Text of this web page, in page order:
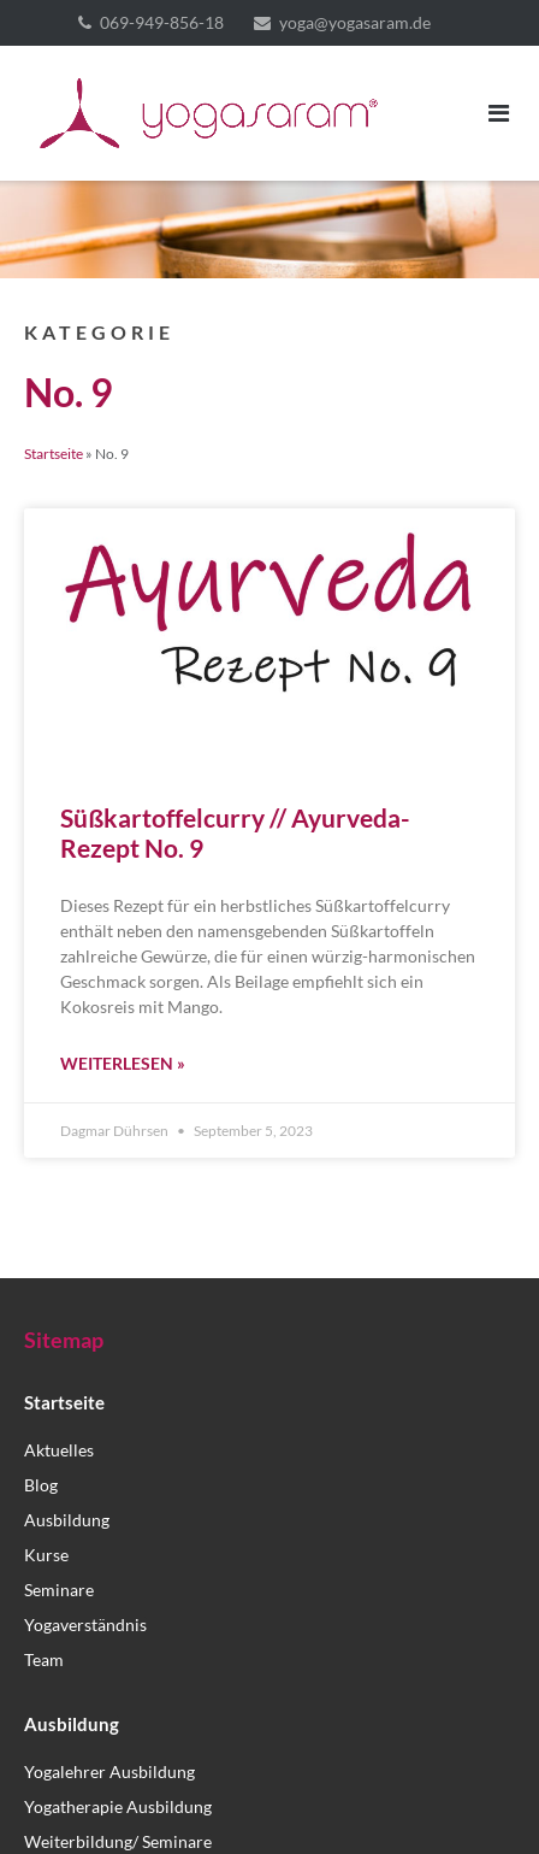
069-949-856-18 yoga@yogasaram.de
KATEGORIE
No. 9
Startseite » No. 9
Süßkartoffelcurry // Ayurveda-
Rezept No. 9
Dieses Rezept für ein herbstliches Süßkartoffelcurry
enthält neben den namensgebenden Süßkartoffeln
zahlreiche Gewürze, die für einen würzig-harmonischen
Geschmack sorgen. Als Beilage empfiehlt sich ein
Kokosreis mit Mango.
WEITERLESEN »
Dagmar Dührsen September 5, 2023
Sitemap
Startseite
Aktuelles
Blog
Ausbildung
Kurse
Seminare
Yogaverständnis
Team
Ausbildung
Yogalehrer Ausbildung
Yogatherapie Ausbildung
Weiterbildung/ Seminare